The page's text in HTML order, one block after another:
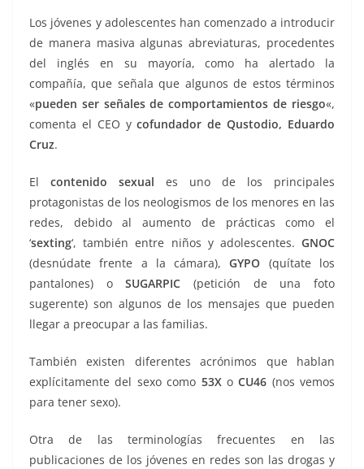
Los jóvenes y adolescentes han comenzado a introducir
de manera masiva algunas abreviaturas, procedentes
del inglés en su mayoría, como ha alertado la
compañía, que señala que algunos de estos términos
«pueden ser señales de comportamientos de riesgo«,
comenta el CEO ycofundador de Qustodio, Eduardo
Cruz.
El contenido sexual es uno de los principales
protagonistas de los neologismos de los menores en las
redes, debido al aumento de prácticas como el
‘sexting‘, también entre niños y adolescentes. GNOC
(desnúdate frente a la cámara),GYPO (quítate los
pantalones) oSUGARPIC (petición de una foto
sugerente) son algunos de los mensajes que pueden
llegar a preocupar a las familias.
También existen diferentes acrónimos que hablan
explícitamente del sexo como 53XoCU46 (nos vemos
para tener sexo).
Otra de las terminologías frecuentes en las
publicaciones de los jóvenes en redes son las drogas y